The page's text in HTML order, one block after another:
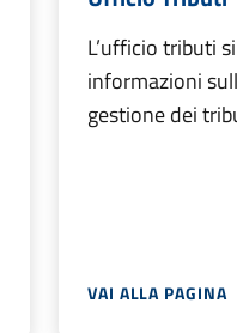
L’ufficio tributi
informazioni
gestione dei
VAI ALLA PAGINA